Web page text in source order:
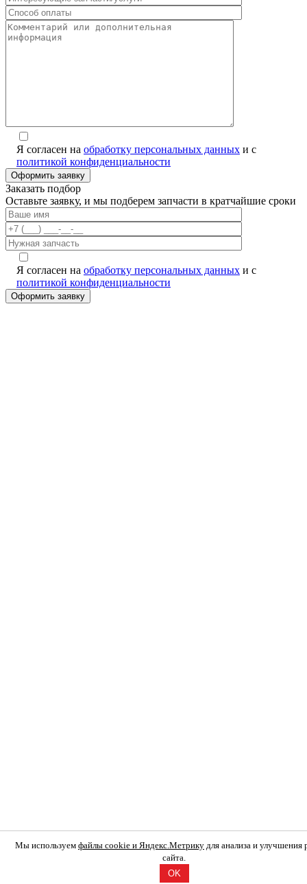
Я согласен на обработку персональных данных и с
политикой конфиденциальности
Заказать подбор
Оставьте заявку, и мы подберем запчасти в кратчайшие сроки
Я согласен на обработку персональных данных и с
политикой конфиденциальности
Мы используем файлы cookie и Яндекс.Метрику для анализа и улучшения
сайта.
OK